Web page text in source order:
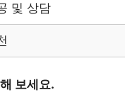
및 상담
보세요.